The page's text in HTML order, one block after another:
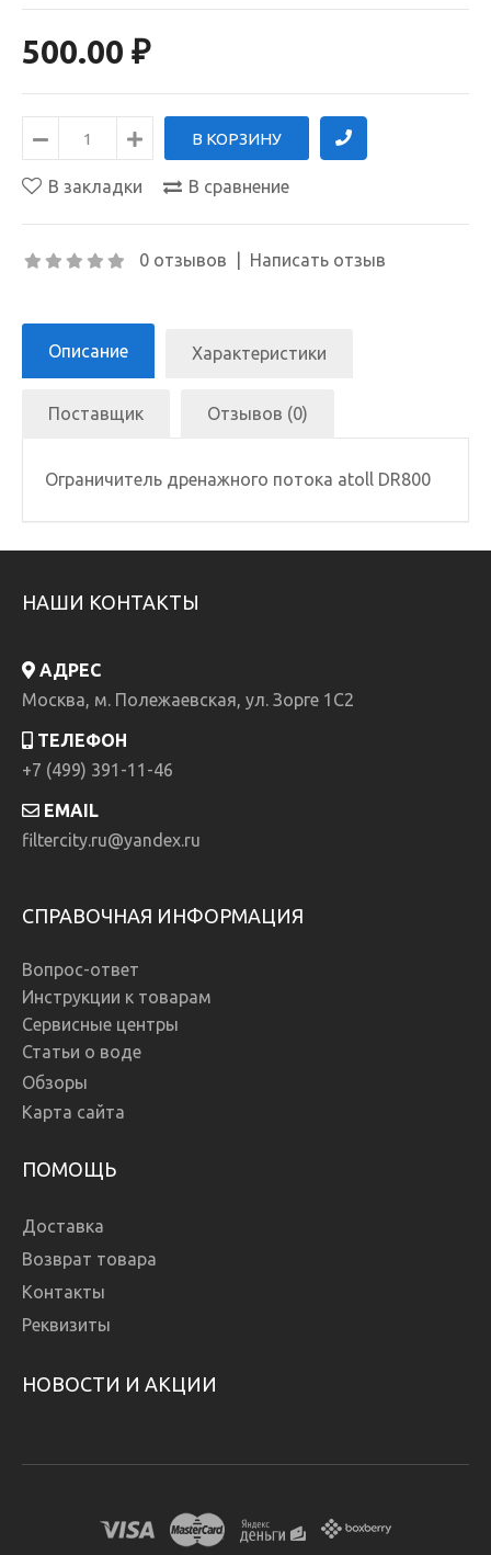
500.00 ₽
В закладки В сравнение
0 отзывов Написать отзыв
Описание Характеристики
Поставщик Отзывов (0)
Ограничитель дренажного потока atoll DR800
НАШИ КОНТАКТЫ
АДРЕС
Москва, м. Полежаевская, ул. Зорге 1C2
ТЕЛЕФОН
+7 (499) 391-11-46
EMAIL
filtercity.ru@yandex.ru
СПРАВОЧНАЯ ИНФОРМАЦИЯ
Вопрос-ответ
Инструкции к товарам
Сервисные центры
Статьи о воде
Обзоры
Карта сайта
ПОМОЩЬ
Доставка
Возврат товара
Контакты
Реквизиты
НОВОСТИ И АКЦИИ